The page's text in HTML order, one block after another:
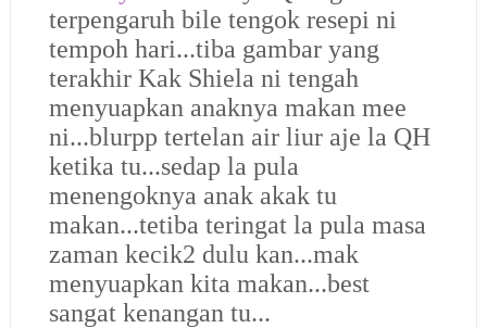
terpengaruh bile tengok resepi ni
tempoh hari...tiba gambar yang
terakhir Kak Shiela ni tengah
menyuapkan anaknya makan mee
ni...blurpp tertelan air liur aje la QH
ketika tu...sedap la pula
menengoknya anak akak tu
makan...tetiba teringat la pula masa
zaman kecik2 dulu kan...mak
menyuapkan kita makan...best
sangat kenangan tu...